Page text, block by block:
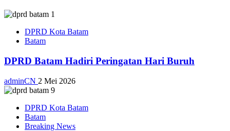
DPRD Kota Batam
Batam
DPRD Batam Hadiri Peringatan Hari Buruh
adminCN 2 Mei 2026
DPRD Kota Batam
Batam
Breaking News